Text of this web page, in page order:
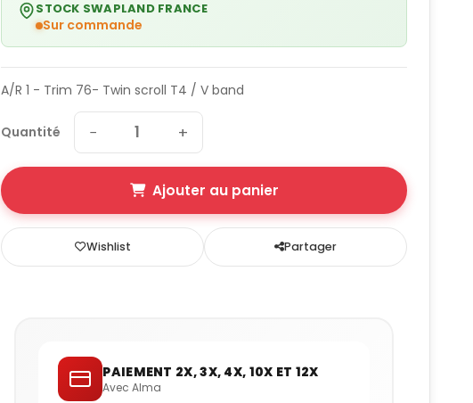
STOCK SWAPLAND FRANCE
Sur commande
A/R 1 - Trim 76- Twin scroll T4 / V band
Quantité − +
Ajouter au panier
Wishlist Partager
PAIEMENT 2X, 3X, 4X, 10X ET 12X
Avec Alma